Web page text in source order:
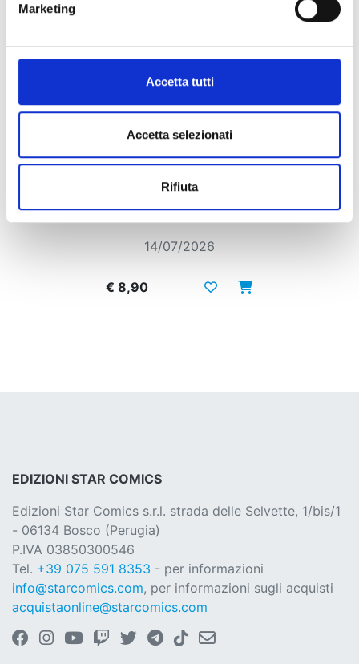
Marketing
Accetta tutti
Accetta selezionati
Rifiuta
IL POTERE DEI SOLDI
14/07/2026
€ 8,90
EDIZIONI STAR COMICS
Edizioni Star Comics s.r.l. strada delle Selvette, 1/bis/1
- 06134 Bosco (Perugia)
P.IVA 03850300546
Tel. +39 075 591 8353 - per informazioni
info@starcomics.com, per informazioni sugli acquisti
acquistaonline@starcomics.com